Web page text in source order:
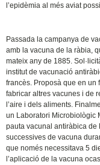
l’epidèmia al més aviat
Passada la campanya de
amb la vacuna de la ràbia,
mateix any de 1885.
institut de vacunació
francès. Proposà que en un
fabricar altres vacunes i de
l’aire i dels aliments.
un Laboratori Microbiològic
pauta vacunal antiràbica de
successives de vacuna
que només necessitava 5
l’aplicació de la vacuna